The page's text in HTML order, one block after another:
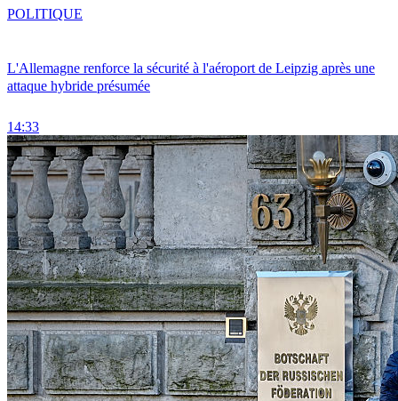
L'Allemagne renforce la sécurité à l'aéroport de Leipzig après une
attaque hybride présumée
14:33
POLITIQUE